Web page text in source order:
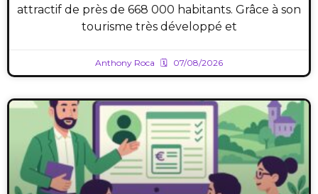
attractif de près de 668 000 habitants. Grâce à son
tourisme très développé et
Anthony Roca 07/08/2026